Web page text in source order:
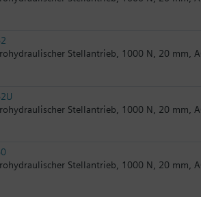
Stellantrieb, 1000 N, 20 mm,
Stellantrieb, 1000 N, 20 mm,
Stellantrieb, 1000 N, 20 mm,